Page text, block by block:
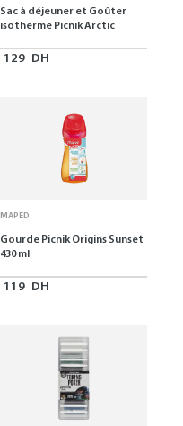
Sac à déjeuner et Goûter
isotherme Picnik Arctic
129 DH
MAPED
Gourde Picnik Origins Sunset
430 ml
119 DH